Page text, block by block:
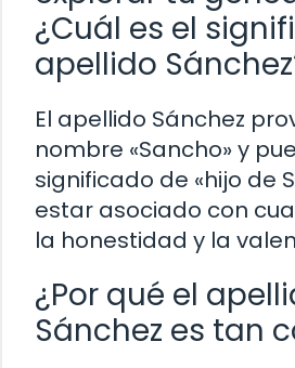
¿Cuál es el
apellido
El apellido Sánchez
nombre «Sancho» y
significado de «hijo de
estar asociado con
la honestidad y la
¿Por qué el
Sánchez es tan